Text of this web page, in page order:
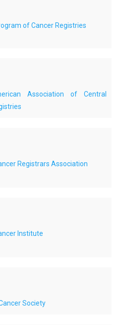
of Cancer Registries
Association of Central
Registrars Association
Institute
Society